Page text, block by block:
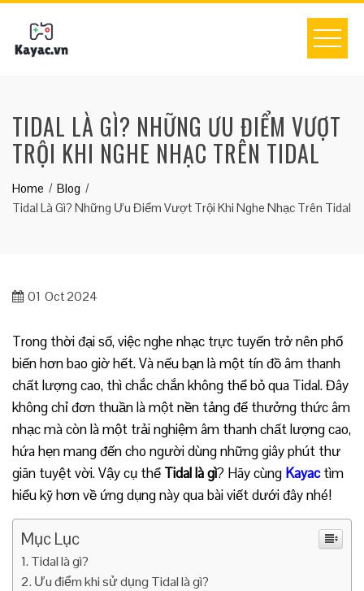
content
TIDAL LÀ GÌ? NHỮNG ƯU ĐIỂM VƯỢT
TRỘI KHI NGHE NHẠC TRÊN TIDAL
Home
Blog
Tidal Là Gì? Những Ưu Điểm Vượt Trội Khi Nghe Nhạc Trên Tidal
01 Oct 2024
Trong thời đại số, việc nghe nhạc trực tuyến trở nên phổ
biến hơn bao giờ hết. Và nếu bạn là một tín đồ âm thanh
chất lượng cao, thì chắc chắn không thể bỏ qua Tidal. Đây
không chỉ đơn thuần là một nền tảng để thưởng thức âm
nhạc mà còn là một trải nghiệm âm thanh chất lượng cao,
hứa hẹn mang đến cho người dùng những giây phút thư
giãn tuyệt vời. Vậy cụ thể Tidal là gì? Hãy cùng Kayactìm
hiểu kỹ hơn về ứng dụng này qua bài viết dưới đây nhé!
Mục Lục
Tidal là gì?
Ưu điểm khi sử dụng Tidal là gì?